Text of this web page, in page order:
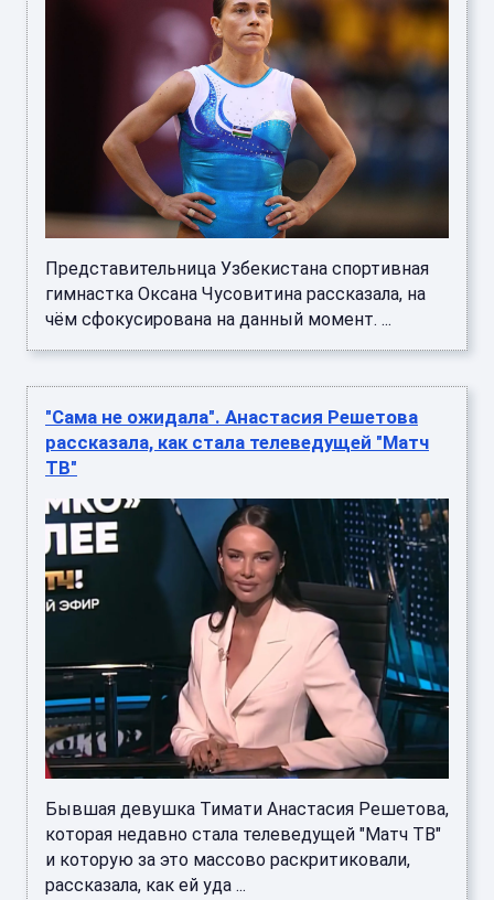
Представительница Узбекистана спортивная
гимнастка Оксана Чусовитина рассказала, на
чём сфокусирована на данный момент. ...
"Сама не ожидала". Анастасия Решетова
рассказала, как стала телеведущей "Матч
ТВ"
Бывшая девушка Тимати Анастасия Решетова,
которая недавно стала телеведущей "Матч ТВ"
и которую за это массово раскритиковали,
рассказала, как ей уда ...